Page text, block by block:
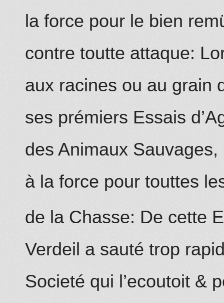
la force pour le bien
contre toutte attaque:
aux racines ou au grain
ses prémiers Essais
des Animaux Sauvages,
à la force pour touttes
de la Chasse: De cette
Verdeil a sauté trop
Societé qui l’ecoutoit &